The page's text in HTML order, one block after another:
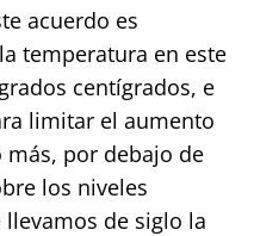
acuerdo es
temperatura en este
centígrados, e
limitar el aumento
por debajo de
los niveles
de siglo la